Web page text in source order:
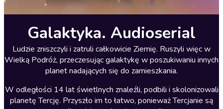
Galaktyka. Audioserial
Ludzie zniszczyli i zatruli całkowicie Ziemię. Ruszyli więc w
Wielką Podróż, przeczesując galaktykę w poszukiwaniu innych
planet nadających się do zamieszkania.
W odległości 14 lat świetlnych znaleźli, podbili i skolonizowali
planetę Tercję. Przyszło im to łatwo, ponieważ Tercjanie są